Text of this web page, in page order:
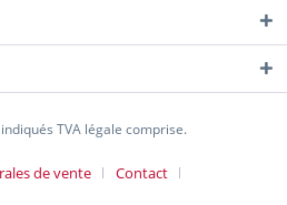
TVA légale comprise.
de vente
Contact